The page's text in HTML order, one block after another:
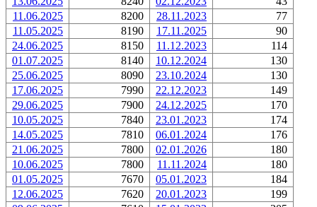
11.06.2025
8200 28.11.2023
77
11.05.2025
8190 17.11.2025
90
24.06.2025
8150 11.12.2023
114
01.07.2025
8140 10.12.2024
130
25.06.2025
8090 23.10.2024
130
17.06.2025
7990 22.12.2023
149
29.06.2025
7900 24.12.2025
170
10.05.2025
7840 23.01.2023
174
14.05.2025
7810 06.01.2024
176
21.06.2025
7800 02.01.2026
180
10.06.2025
7800 11.11.2024
180
01.05.2025
7670 05.01.2023
184
12.06.2025
7620 20.01.2023
199